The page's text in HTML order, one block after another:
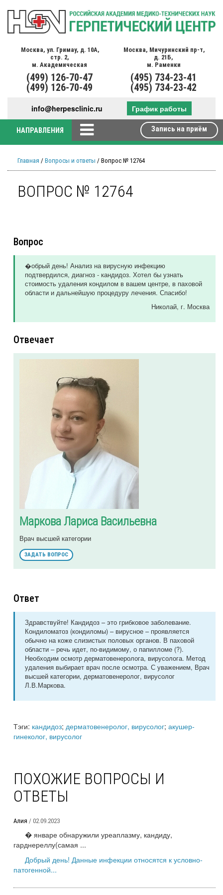
Москва, ул. Гримау, д. 10А,
стр. 2,
м. Академическая
(499) 126-70-47
(499) 126-70-49
Москва, Мичуринский пр-т,
д. 21Б,
м. Раменки
(495) 734-23-41
(495) 734-23-42
info@herpesclinic.ru График работы
НАПРАВЛЕНИЯ Запись на приём
Главная / Вопросы и ответы / Вопрос № 12764
ВОПРОС № 12764
Вопрос
�обрый день! Анализ на вирусную инфекцию
подтвердился, диагноз - кандидоз. Хотел бы узнать
стоимость удаления кондилом в вашем центре, в паховой
области и дальнейшую процедуру лечения. Спасибо!
Николай, г. Москва
Отвечает
Маркова Лариса Васильевна
Врач высшей категории
ЗАДАТЬ ВОПРОС
Ответ
Здравствуйте! Кандидоз – это грибковое заболевание.
Кондиломатоз (кондиломы) – вирусное – проявляется
обычно на коже слизистых половых органов. В паховой
области – речь идет, по-видимому, о папилломе (?).
Необходим осмотр дерматовенеролога, вирусолога. Метод
удаления выбирает врач после осмотра. С уважением, Врач
высшей категории, дерматовенеролог, вирусолог
Л.В.Маркова.
Тэги: кандидоз; дерматовенеролог, вирусолог; акушер-
гинеколог, вирусолог
ПОХОЖИЕ ВОПРОСЫ И
ОТВЕТЫ
Алия / 02.09.2023
� январе обнаружили уреаплазму, кандиду,
гарднереллу(самая ...
Добрый день! Данные инфекции относятся к условно-
патогенной...